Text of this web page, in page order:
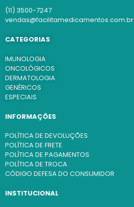
(11) 3500-7247
vendas@facilitamedicamentos.com.br
CATEGORIAS
IMUNOLOGIA
ONCOLÓGICOS
DERMATOLOGIA
GENÉRICOS
ESPECIAIS
INFORMAÇÕES
POLÍTICA DE DEVOLUÇÕES
POLÍTICA DE FRETE
POLÍTICA DE PAGAMENTOS
POLÍTICA DE TROCA
CÓDIGO DEFESA DO CONSUMIDOR
INSTITUCIONAL